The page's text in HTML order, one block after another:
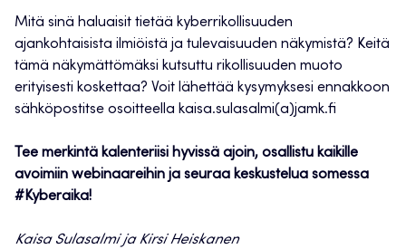
Mitä sinä haluaisit tietää kyberrikollisuuden
ajankohtaisista ilmiöistä ja tulevaisuuden näkymistä? Keitä
tämä näkymättömäksi kutsuttu rikollisuuden muoto
erityisesti koskettaa? Voit lähettää kysymyksesi ennakkoon
sähköpostitse osoitteella kaisa.sulasalmi(a)jamk.fi
Tee merkintä kalenteriisi hyvissä ajoin, osallistu kaikille
avoimiin webinaareihin ja seuraa keskustelua somessa
#Kyberaika!
Kaisa Sulasalmi ja Kirsi Heiskanen